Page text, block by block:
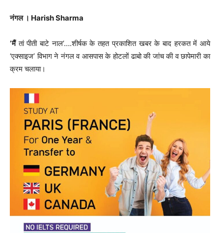
नंगल । Harish Sharma
‘मैंतां पीती बाटे नाल’….शीर्षक के तहत प्रकाशित खबर के बाद हरकत में आये
‘एक्साइज’ विभाग ने नंगल व आसपास के होटलों ढाबो की जांच की व छापेमारी का
क्रम चलाया।